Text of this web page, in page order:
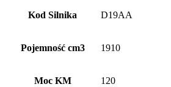
Kod Silnika D19AA
Pojemność cm3 1910
Moc KM 120